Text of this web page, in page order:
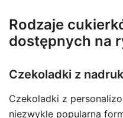
Rodzaje
dostępnych na
Czekoladki z
Czekoladki z
niezwykle popularna